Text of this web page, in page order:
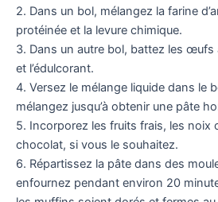
2. Dans un bol, mélangez la farine
protéinée et la levure chimique.
3. Dans un autre bol, battez les œufs
et l’édulcorant.
4. Versez le mélange liquide dans le
mélangez jusqu’à obtenir une pâte
5. Incorporez les fruits frais, les noix
chocolat, si vous le souhaitez.
6. Répartissez la pâte dans des
enfournez pendant environ 20